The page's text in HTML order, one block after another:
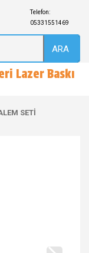
Telefon:
05331551469
ARA
Lazer Baskı
SETİ